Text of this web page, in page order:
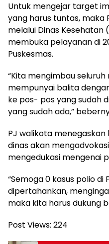
Untuk mengejar target
yang harus tuntas,
melalui Dinas Kesehatan
membuka pelayanan di
Puskesmas.
“Kita mengimbau
mempunyai balita
ke pos- pos yang sudah
yang sudah ada,”
PJ walikota
dinas akan
mengedukasi mengenai
“Semoga 0 kasus polio
dipertahankan,
maka kita harus dukung
Post Views: 224